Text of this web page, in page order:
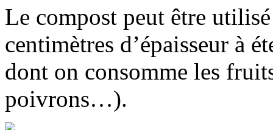
Le compost peut être
centimètres d’épaisseur à
dont on consomme les
poivrons…).